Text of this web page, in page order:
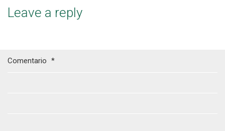
Leave a reply
Comentario *